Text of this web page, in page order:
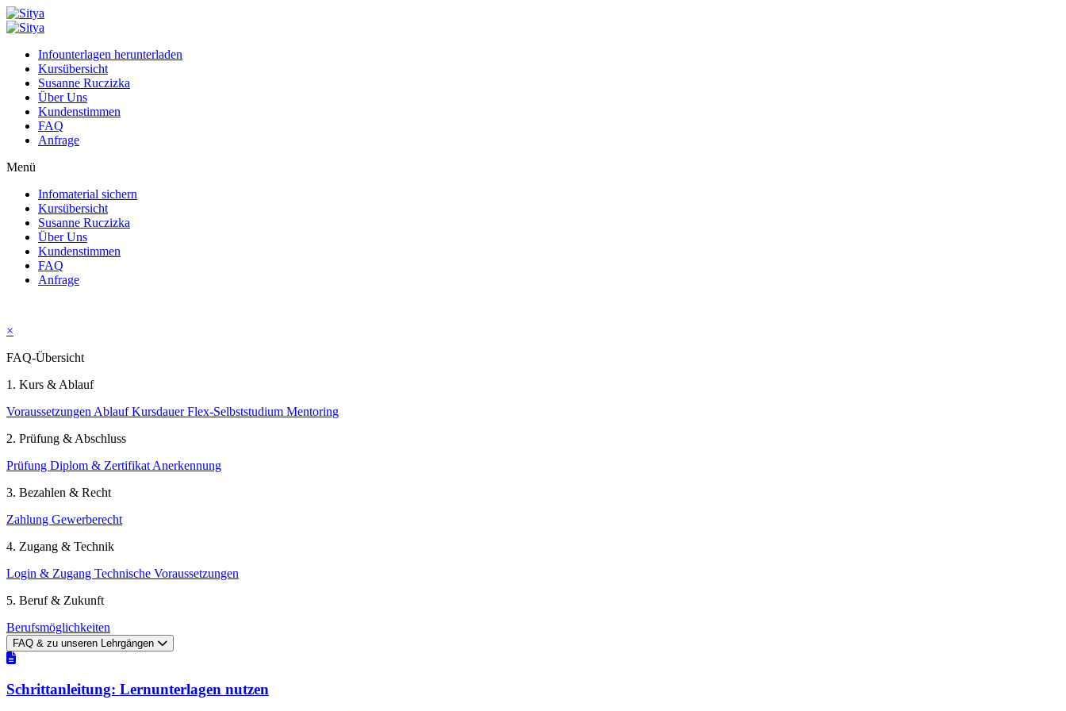
Infounterlagen herunterladen
Kursübersicht
Susanne Ruczizka
Über Uns
Kundenstimmen
FAQ
Anfrage
Menü
Infomaterial sichern
Kursübersicht
Susanne Ruczizka
Über Uns
Kundenstimmen
FAQ
Anfrage
×
FAQ-Übersicht
1. Kurs & Ablauf
Voraussetzungen AblaufKursdauerFlex-Selbststudium Mentoring
2. Prüfung & Abschluss
Prüfung Diplom & Zertifikat Anerkennung
3. Bezahlen & Recht
Zahlung Gewerberecht
4. Zugang & Technik
Login & Zugang Technische Voraussetzungen
5. Beruf & Zukunft
Berufsmöglichkeiten
FAQ & zu unseren Lehrgängen
Schrittanleitung: Lernunterlagen nutzen